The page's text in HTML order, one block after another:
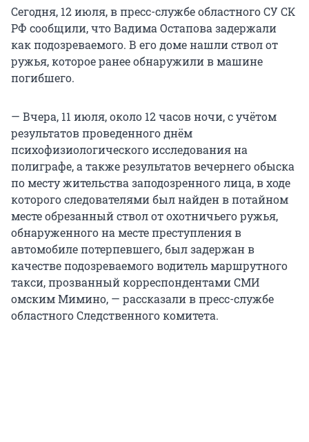
Сегодня, 12 июля, в пресс-службе областного СУ СК
РФ сообщили, что Вадима Остапова задержали
как подозреваемого. В его доме нашли ствол от
ружья, которое ранее обнаружили в машине
погибшего.
— Вчера, 11 июля, около 12 часов ночи, с учётом
результатов проведенного днём
психофизиологического исследования на
полиграфе, а также результатов вечернего обыска
по месту жительства заподозренного лица, в ходе
которого следователями был найден в потайном
месте обрезанный ствол от охотничьего ружья,
обнаруженного на месте преступления в
автомобиле потерпевшего, был задержан в
качестве подозреваемого водитель маршрутного
такси, прозванный корреспондентами СМИ
омским Мимино, — рассказали в пресс-службе
областного Следственного комитета.